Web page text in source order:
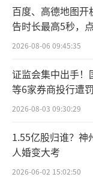
间来光顾的习
损就越大。
了“滑铁卢”
妈从通州开始
家。但由于
达预期等因素
场，转而聚焦
百度、高德地图
告时长最高5秒，
2026-08-06 09:45:35
证监会集中出手！
等6家券商投行遭
证券被立案
2026-08-03 09:30:29
1.55亿股归谁？神
人婚变大考
2026-06-02 15:02:50